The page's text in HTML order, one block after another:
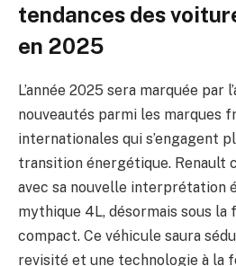
tendances des
en 2025
L’année 2025 sera marquée par
nouveautés parmi les marques
internationales qui s’engagent
transition énergétique. Renault
avec sa nouvelle interprétation
mythique 4L, désormais sous la
compact. Ce véhicule saura
revisité et une technologie à la